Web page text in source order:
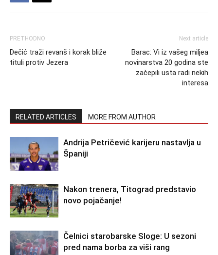
PRETHODNO
Dečić traži revanš i korak bliže
tituli protiv Jezera
Next article
Barac: Vi iz vašeg miljea
novinarstva 20 godina ste
začepili usta radi nekih
interesa
RELATED ARTICLES MORE FROM AUTHOR
Andrija Petričević karijeru nastavlja u
Španiji
Nakon trenera, Titograd predstavio
novo pojačanje!
Čelnici starobarske Sloge: U sezoni
pred nama borba za viši rang